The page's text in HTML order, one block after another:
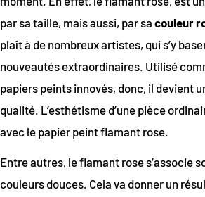
par sa taille, mais aussi, par sa couleur
plaît à de nombreux artistes, qui s’y
nouveautés extraordinaires. Utilisé
papiers peints innovés, donc, il devient
qualité. L’esthétisme d’une pièce
avec le papier peint flamant rose.
Entre autres, le flamant rose s’associe
couleurs douces. Cela va donner un